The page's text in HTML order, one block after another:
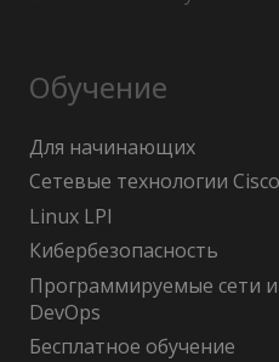
Обучение
Для начинающих
Сетевые технологии Cisco
Linux LPI
Кибербезопасность
Программируемые сети
DevOps
Бесплатное обучение